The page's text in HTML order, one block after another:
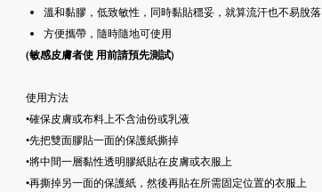
溫和黏膠，低致敏性，同時黏貼穩妥，就算流汗也不易脫落
方便攜帶，隨時隨地可使用
(敏感皮膚者使 用前請預先測試)
使用方法
•確保皮膚或布料上不含油份或乳液
•先把雙面膠貼一面的保護紙撕掉
•將中間一層黏性透明膠紙貼在皮膚或衣服上
•再撕掉另一面的保護紙，然後再貼在所需固定位置的衣服上